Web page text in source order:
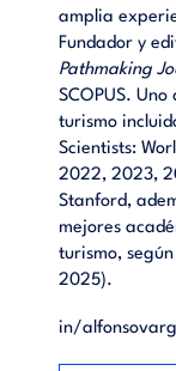
amplia
Fundador y
Pathmaking
SCOPUS.
turismo
Scientists:
2022, 2023,
Stanford,
mejores
turismo,
2025).
in/